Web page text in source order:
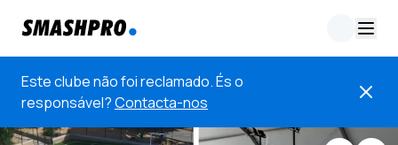
Este clube não foi reclamado. És o
responsável?Contacta-nos